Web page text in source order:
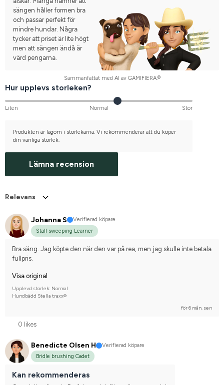
sängen håller formen bra
och passar perfekt för
mindre hundar. Några
tycker att priset är lite högt
men att sängen ändå är
värd pengarna.
Sammanfattat med AI av GAMIFIERA.®
Hur upplevs storleken?
Liten Normal Stor
Produkten är lagom i storlekarna. Vi rekommenderar att du köper
din vanliga storlek.
Lämna recension
Relevans
Johanna S
Verifierad köpare
Stall sweeping Learner
Bra säng. Jag köpte den när den var på rea, men jag skulle inte betala
fullpris.
Visa original
Upplevd storlek: Normal
Hundbädd Stella traxx®
för 6 mån. sen
0 likes
Benedicte Olsen H
Verifierad köpare
Bridle brushing Cadet
Kan rekommenderas